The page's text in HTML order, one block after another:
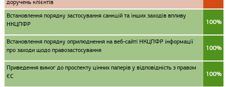
доручень клієнтів
Встановлення порядку застосування санкцій та інших заходів впливу
НКЦПФР
100%
Встановлення порядку оприлюднення на веб-сайті НКЦПФР інформації
про заходи щодо правозастосування
100%
Приведення вимог до проспекту цінних паперів у відповідність з правом
ЄС
100%